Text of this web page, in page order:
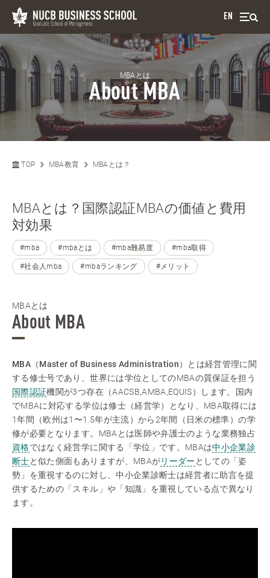
EN
MBAとは
About MBA
TOP MBA教育 MBAとは？
MBAとは？国際認証MBAの価値と費用
対効果
#mba #mbaとは #mba難易度 #mba取得
#社会人mba #mbaランキング #メリット
MBAとは
About MBA
MBA（Master of Business Administration）とは経営管理に関
する修士号であり、世界には学位としてのMBAの質保証を担う
国際認証機関が3つ存在（AACSB,AMBA,EQUIS）します。国内
でMBAに対応する学位は修士（経営学）となり、MBA取得には
1年間（欧州は1〜1.5年が主流）から2年間（日米の標準）の学
修が必要となります。MBAとは医師や弁護士のような業務独占
資格ではなく経営学に関する「学位」です。MBAは中小企業診
断士と似た側面もありますが、MBAがリーダー としての「姿
勢」を重視するのに対し、中小企業診断士は経営者に助言を提
供するための「スキル」や「知識」を重視している点で異なり
ます。